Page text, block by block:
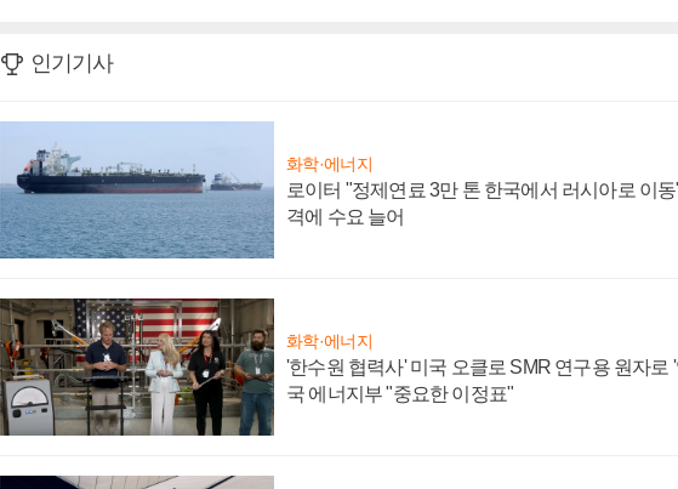
인기기사
화학·에너지
로이터 "정제연료 3만 톤 한국에서 러시아로 이
격에 수요 늘어
화학·에너지
'한수원 협력사' 미국 오클로 SMR 연구용 원자로 '
국 에너지부 "중요한 이정표"